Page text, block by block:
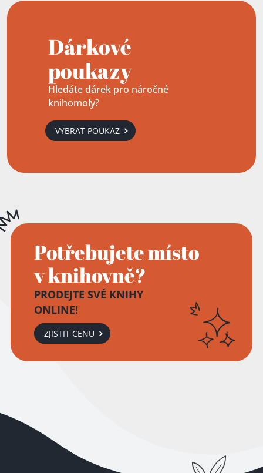
Dárkové
poukazy
Hledáte dárek pro náročné
knihomoly?
VYBRAT POUKAZ
Potřebujete místo
v knihovně?
PRODEJTE SVÉ KNIHY
ONLINE!
ZJISTIT CENU